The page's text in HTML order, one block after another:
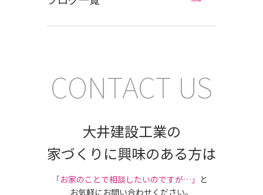
CONTACT US
大井建設工業の
家づくりに興味のある方は
｢お家のことで相談したいのですが…」 と
お気軽にお問い合わせください。